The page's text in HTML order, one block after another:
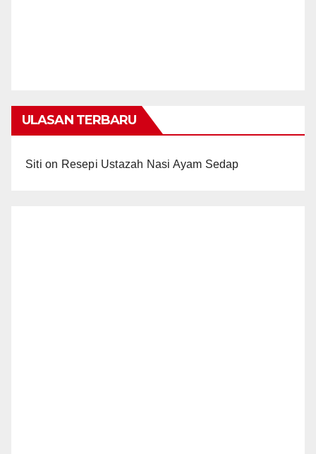
ULASAN TERBARU
Siti on Resepi Ustazah Nasi Ayam Sedap